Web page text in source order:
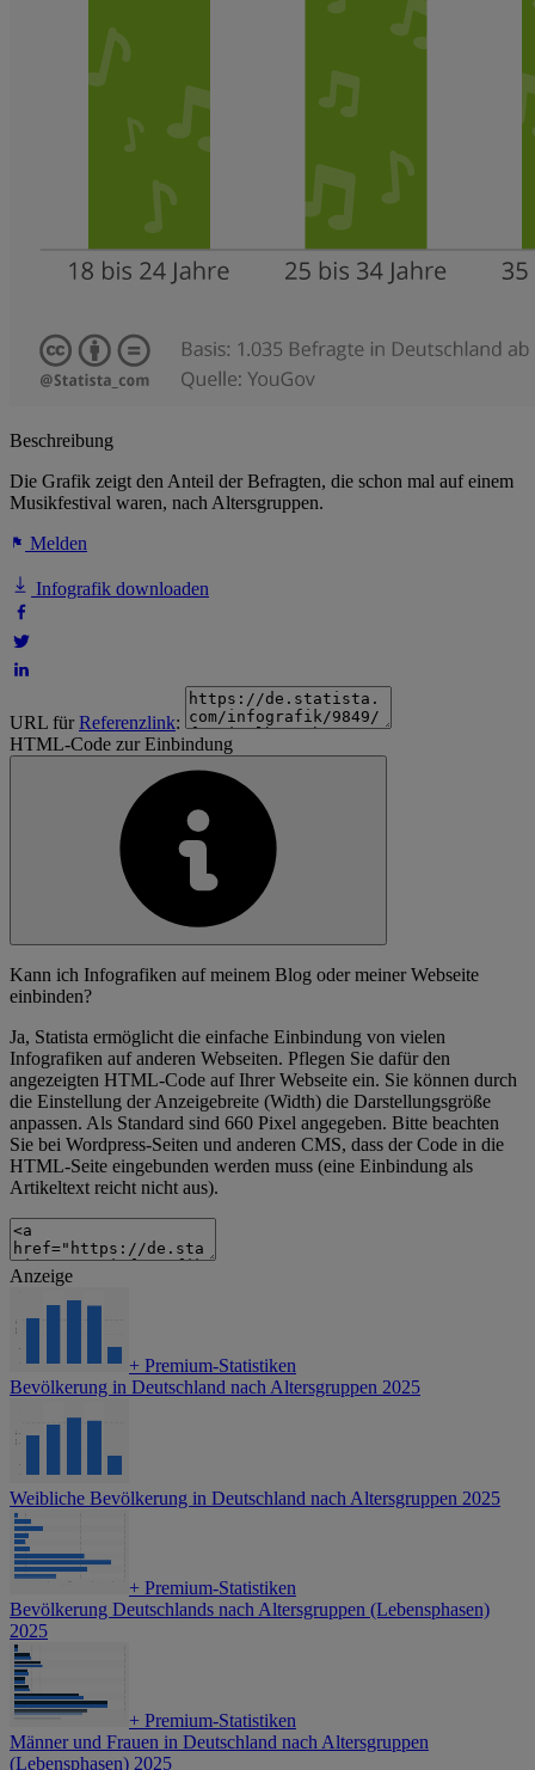
Beschreibung
Die Grafik zeigt den Anteil der Befragten, die schon mal auf einem
Musikfestival waren, nach Altersgruppen.
Melden
Infografik downloaden
URL fürReferenzlink:
HTML-Code zur Einbindung
Kann ich Infografiken auf meinem Blog oder meiner Webseite
einbinden?
Ja, Statista ermöglicht die einfache Einbindung von vielen
Infografiken auf anderen Webseiten. Pflegen Sie dafür den
angezeigten HTML-Code auf Ihrer Webseite ein. Sie können durch
die Einstellung der Anzeigebreite (Width) die Darstellungsgröße
anpassen. Als Standard sind 660 Pixel angegeben. Bitte beachten
Sie bei Wordpress-Seiten und anderen CMS, dass der Code in die
HTML-Seite eingebunden werden muss (eine Einbindung als
Artikeltext reicht nicht aus).
Anzeige
+ Premium-Statistiken
Bevölkerung in Deutschland nach Altersgruppen 2025
Weibliche Bevölkerung in Deutschland nach Altersgruppen 2025
+ Premium-Statistiken
Bevölkerung Deutschlands nach Altersgruppen (Lebensphasen)
2025
+ Premium-Statistiken
Männer und Frauen in Deutschland nach Altersgruppen
(Lebensphasen) 2025